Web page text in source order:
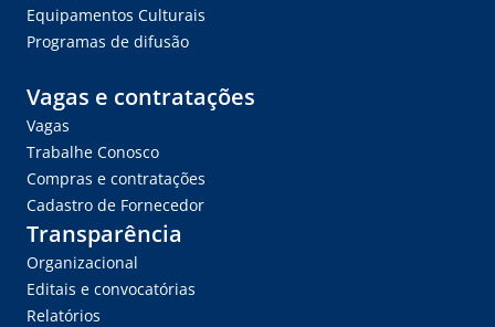
Equipamentos Culturais
Programas de difusão
Vagas e contratações
Vagas
Trabalhe Conosco
Compras e contratações
Cadastro de Fornecedor
Transparência
Organizacional
Editais e convocatórias
Relatórios